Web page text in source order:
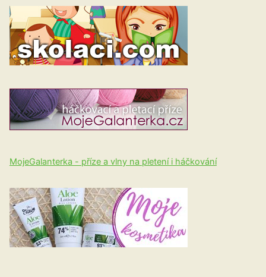
MojeGalanterka - příze a vlny na pletení i háčkování